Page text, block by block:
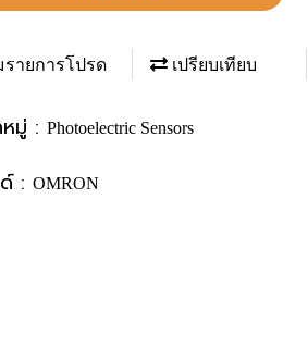
รายการโปรด เปรียบเทียบ
มู่ : Photoelectric Sensors
: OMRON